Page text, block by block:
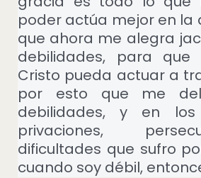
poder actúa mejor en la
que ahora me alegra
debilidades, para
Cristo pueda actuar a
por esto que me
debilidades, y en los
privaciones,
dificultades que sufro
cuando soy débil,